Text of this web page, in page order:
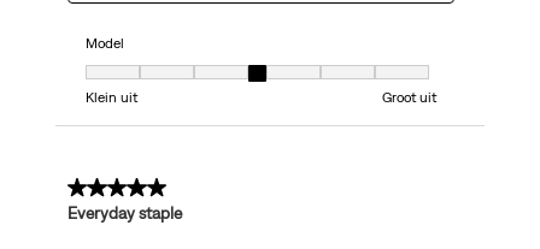
Model
Klein uit
Groot uit
5 van 5 sterren.
Everyday staple